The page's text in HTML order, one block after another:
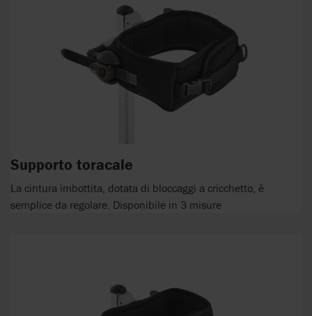
Supporto toracale
La cintura imbottita, dotata di bloccaggi a cricchetto, è
semplice da regolare. Disponibile in 3 misure